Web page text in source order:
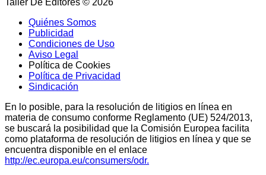
Taller De Editores © 2026
Quiénes Somos
Publicidad
Condiciones de Uso
Aviso Legal
Política de Cookies
Política de Privacidad
Sindicación
En lo posible, para la resolución de litigios en línea en
materia de consumo conforme Reglamento (UE) 524/2013,
se buscará la posibilidad que la Comisión Europea facilita
como plataforma de resolución de litigios en línea y que se
encuentra disponible en el enlace
http://ec.europa.eu/consumers/odr.